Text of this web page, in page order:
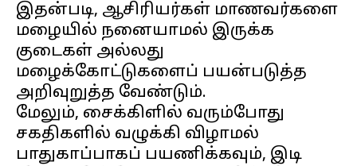
இதன்படி, ஆசிரியர்கள் மாணவர்களை
மழையில் நனையாமல் இருக்க
குடைகள் அல்லது
மழைக்கோட்டுகளைப் பயன்படுத்த
அறிவுறுத்த வேண்டும்.
மேலும், சைக்கிளில் வரும்போது
சகதிகளில் வழுக்கி விழாமல்
பாதுகாப்பாகப் பயணிக்கவும், இடி